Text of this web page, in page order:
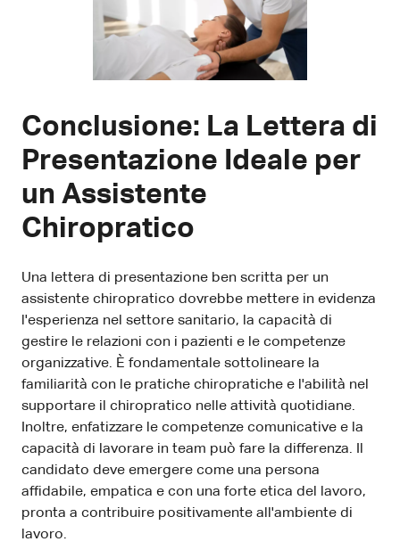
Conclusione: La Lettera di
Presentazione Ideale per
un Assistente
Chiropratico
Una lettera di presentazione ben scritta per un
assistente chiropratico dovrebbe mettere in evidenza
l'esperienza nel settore sanitario, la capacità di
gestire le relazioni con i pazienti e le competenze
organizzative. È fondamentale sottolineare la
familiarità con le pratiche chiropratiche e l'abilità nel
supportare il chiropratico nelle attività quotidiane.
Inoltre, enfatizzare le competenze comunicative e la
capacità di lavorare in team può fare la differenza. Il
candidato deve emergere come una persona
affidabile, empatica e con una forte etica del lavoro,
pronta a contribuire positivamente all'ambiente di
lavoro.